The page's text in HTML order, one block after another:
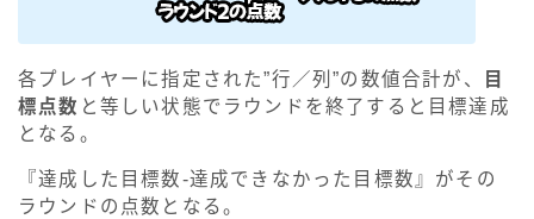
各プレイヤーに指定された”行／列”の数値合計が、
目
標点数 と等しい状態でラウンドを終了すると目標達成
となる。
『達成した目標数-達成できなかった目標数』がその
ラウンドの点数となる。